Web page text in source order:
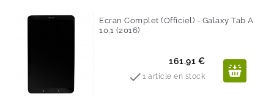
Ecran Complet (Officiel) - Galaxy Tab A
10.1 (2016)
Prix
161.91 €
1 article en stock